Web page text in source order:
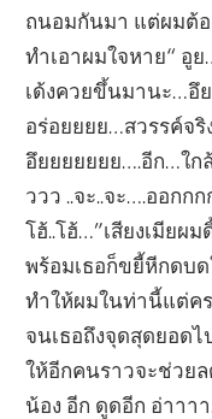
ถนอมกันมา แต่ผมต้อ
ทำเอาผมใจหาย“ อู
เด้งควยขึ้นมานะ…อึ
อร่อยยยย…สวรรค์จ
อึยยยยยยย….อีก…ใก
ววว ..จะ..จะ….ออก
โฮ้..โฮ้…”เสียงเมียผ
พร้อมเธอก็ขยี้หีกดบด
ทำให้ผมในท่านี้แต่ค
จนเธอถึงจุดสุดยอด
ให้อีกคนราวจะช่วยล
น้อง อีก ดูดอีก อ่าาา